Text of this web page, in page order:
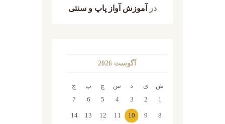
در آموزش آواز پاپ و سنتی
آگوست 2026
ش ی د س چ پ
ج
1
2
3
4
5
6
7
8
9
10
11
12
13
14